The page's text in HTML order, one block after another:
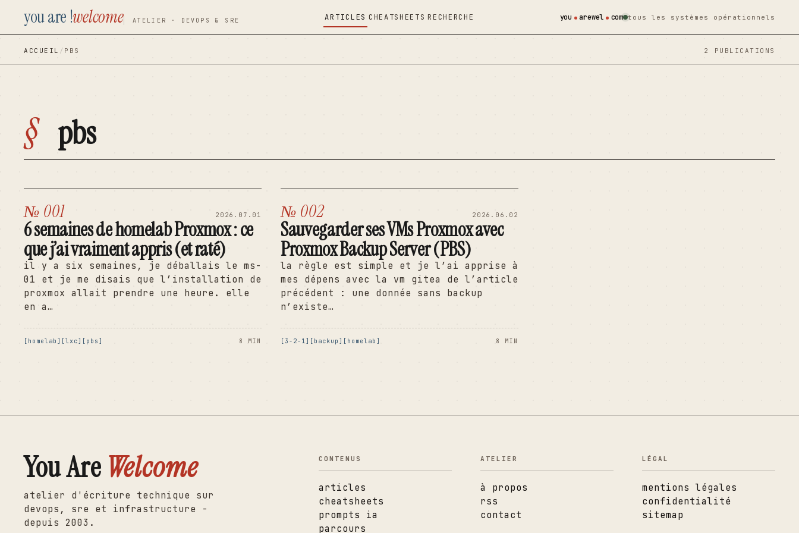
contenu
principal
contenu
principal
you are !welcome ATELIER · DEVOPS & SRE ARTICLES CHEATSHEETS RECHERCHE you arewel com tous les systèmes opérationnels
ACCUEIL / PBS 2 PUBLICATIONS
§ pbs
№ 001 2026.07.01
6 semaines de homelab Proxmox : ce
que j’ai vraiment appris (et raté)
il y a six semaines, je déballais le ms-
01 et je me disais que l’installation de
proxmox allait prendre une heure. elle
en a…
homelab lxc pbs 8 MIN
№ 002 2026.06.02
Sauvegarder ses VMs Proxmox avec
Proxmox Backup Server (PBS)
la règle est simple et je l’ai apprise à
mes dépens avec la vm gitea de l’article
précédent : une donnée sans backup
n’existe…
3-2-1 backup homelab 8 MIN
You Are Welcome
atelier d'écriture technique sur
devops, sre et infrastructure -
depuis 2003.
CONTENUS
articles
cheatsheets
prompts ia
parcours
ATELIER
à propos
rss
contact
LÉGAL
mentions légales
confidentialité
sitemap